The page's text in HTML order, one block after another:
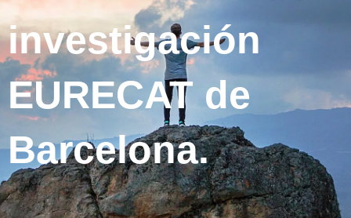
investigación
EURECAT de
Barcelona.